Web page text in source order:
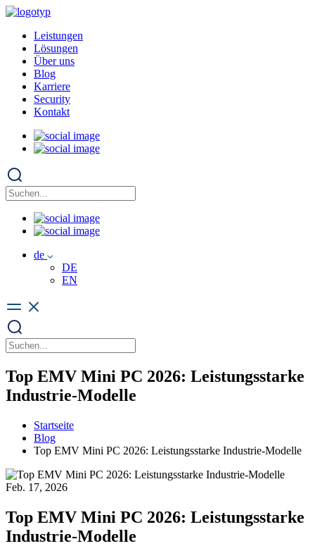
Leistungen
Lösungen
Über uns
Blog
Karriere
Security
Kontakt
de
DE
EN
Top EMV Mini PC 2026: Leistungsstarke
Industrie-Modelle
Startseite
Blog
Top EMV Mini PC 2026: Leistungsstarke Industrie-Modelle
Feb. 17, 2026
Top EMV Mini PC 2026: Leistungsstarke
Industrie-Modelle